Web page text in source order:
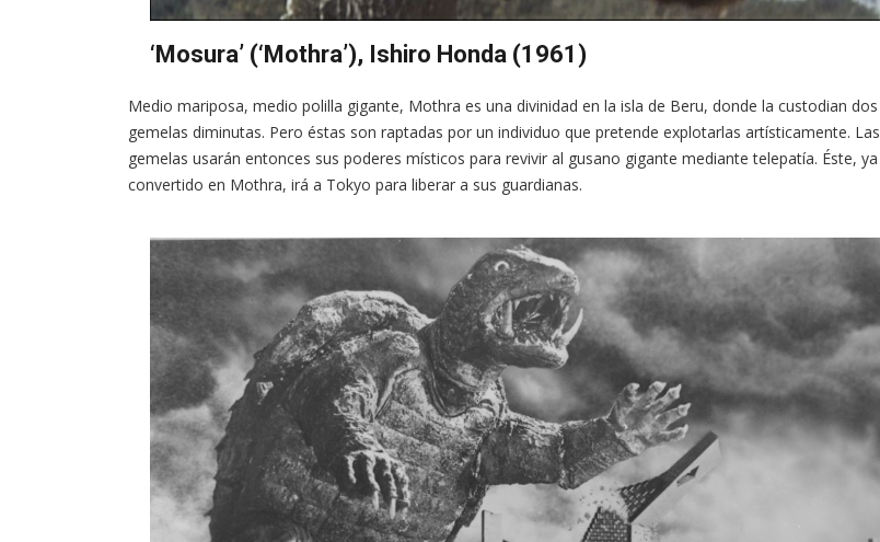
‘Mosura’ (‘Mothra’), Ishiro Honda (1961)
Medio mariposa, medio polilla gigante, Mothra es una divinidad en la isla de Beru, donde la custodian dos
gemelas diminutas. Pero éstas son raptadas por un individuo que pretende explotarlas artísticamente. Las
gemelas usarán entonces sus poderes místicos para revivir al gusano gigante mediante telepatía. Éste, ya
convertido en Mothra, irá a Tokyo para liberar a sus guardianas.